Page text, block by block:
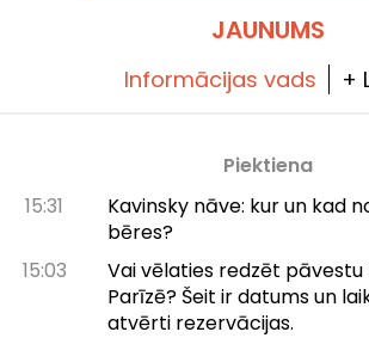
JAUNUMS
Informācijas vads +
Piektiena
15:31
Kavinsky nāve: kur un kad
bēres?
15:03
Vai vēlaties redzēt pāvestu
Parīzē? Šeit ir datums un
atvērti rezervācijas.